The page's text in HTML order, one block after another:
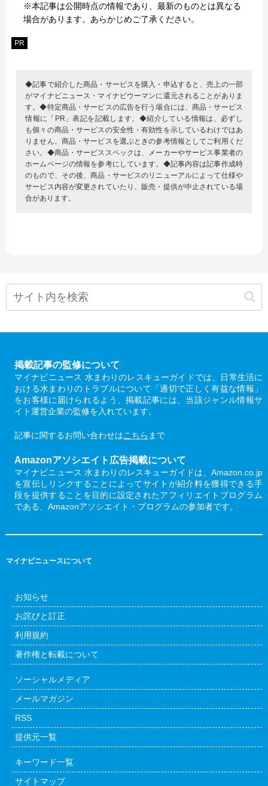
※本記事は公開時点の情報であり、最新のものとは異なる
場合があります。あらかじめご了承ください。
PR
◆記事で紹介した商品・サービスを購入・申込すると、売上の一部
がマイナビニュース・マイナビウーマンに還元されることがありま
す。◆特定商品・サービスの広告を行う場合には、商品・サービス
情報に「PR」表記を記載します。◆紹介している情報は、必ずし
も個々の商品・サービスの安全性・有効性を示しているわけではあ
りません。商品・サービスを選ぶときの参考情報としてご利用くだ
さい。◆商品・サービススペックは、メーカーやサービス事業者の
ホームページの情報を参考にしています。◆記事内容は記事作成時
のもので、その後、商品・サービスのリニューアルによって仕様や
サービス内容が変更されていたり、販売・提供が中止されている場
合があります。
掲載記事の監修について
マイナビニュース 水まわりのレスキューガイドでは、日常生活に
おける水まわりのトラブルについて「適切で正しく有益な情報」
をお客様に届けられるよう、掲載記事には、当該ジャンル情報サ
イト運営企業の監修を入れています。
記事に関するお問い合わせはこちら まで
Amazonアソシエイト広告掲載について
マイナビニュース 水まわりのレスキューガイドは、Amazon.co.jp
を宣伝しリンクすることによってサイトが紹介料を獲得できる手
段を提供することを目的に設定されたアフィリエイトプログラム
である、Amazonアソシエイト・プログラムの参加者です。
マイナビニュースについて
お知らせ
お詫びと訂正
利用規約
著作権と転載について
ソーシャルメディア
メールマガジン
RSS
提供元一覧
キーワード一覧
サイトマップ